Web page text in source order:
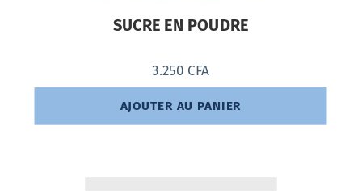
SUCRE EN POUDRE
3.250 CFA
AJOUTER AU PANIER